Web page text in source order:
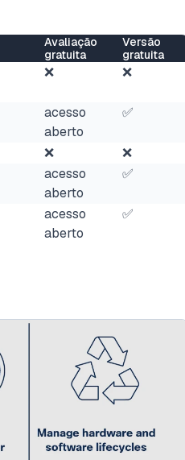
Avaliação
gratuita
Versão
gratuita
❌ ❌
acesso
aberto
✅
❌
❌
acesso
aberto
✅
acesso
aberto
✅